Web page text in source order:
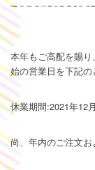
本年もご高配を賜
始の営業日を下記の
休業期間:2021年12
尚、年内のご注文お